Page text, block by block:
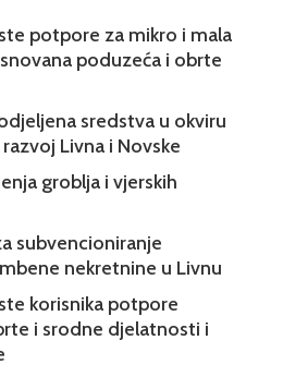
potpore za mikro i mala
poduzeća i obrte
sredstva u okviru
Livna i Novske
groblja i vjerskih
subvencioniranje
nekretnine u Livnu
korisnika potpore
i srodne djelatnosti i